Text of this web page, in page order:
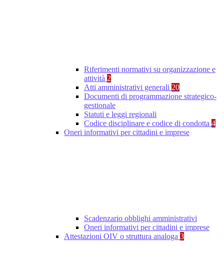
Riferimenti normativi su organizzazione e
attività 2
Atti amministrativi generali 20
Documenti di programmazione strategico-
gestionale
Statuti e leggi regionali
Codice disciplinare e codice di condotta 4
Oneri informativi per cittadini e imprese
Scadenzario obblighi amministrativi
Oneri informativi per cittadini e imprese
Attestazioni OIV o struttura analoga 3